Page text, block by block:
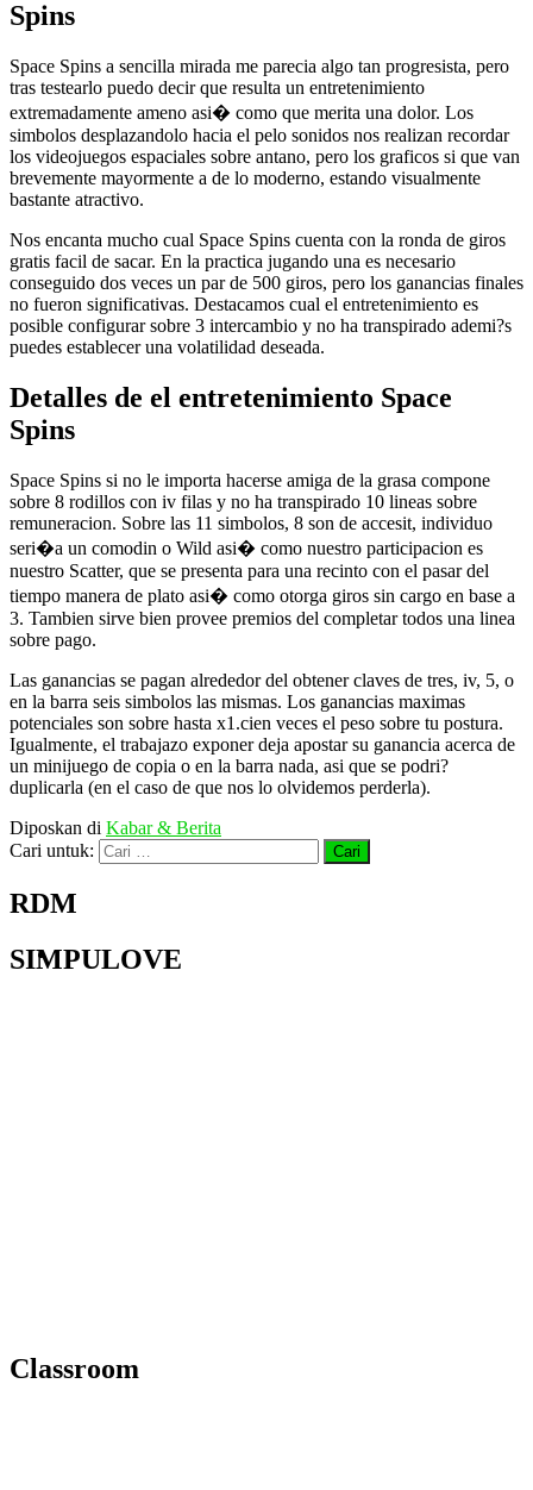
Spins
Space Spins a sencilla mirada me parecia algo tan progresista, pero
tras testearlo puedo decir que resulta un entretenimiento
extremadamente ameno asi� como que merita una dolor. Los
simbolos desplazandolo hacia el pelo sonidos nos realizan recordar
los videojuegos espaciales sobre antano, pero los graficos si que van
brevemente mayormente a de lo moderno, estando visualmente
bastante atractivo.
Nos encanta mucho cual Space Spins cuenta con la ronda de giros
gratis facil de sacar. En la practica jugando una es necesario
conseguido dos veces un par de 500 giros, pero los ganancias finales
no fueron significativas. Destacamos cual el entretenimiento es
posible configurar sobre 3 intercambio y no ha transpirado ademi?s
puedes establecer una volatilidad deseada.
Detalles de el entretenimiento Space
Spins
Space Spins si no le importa hacerse amiga de la grasa compone
sobre 8 rodillos con iv filas y no ha transpirado 10 lineas sobre
remuneracion. Sobre las 11 simbolos, 8 son de accesit, individuo
seri�a un comodin o Wild asi� como nuestro participacion es
nuestro Scatter, que se presenta para una recinto con el pasar del
tiempo manera de plato asi� como otorga giros sin cargo en base a
3. Tambien sirve bien provee premios del completar todos una linea
sobre pago.
Las ganancias se pagan alrededor del obtener claves de tres, iv, 5, o
en la barra seis simbolos las mismas. Los ganancias maximas
potenciales son sobre hasta x1.cien veces el peso sobre tu postura.
Igualmente, el trabajazo exponer deja apostar su ganancia acerca de
un minijuego de copia o en la barra nada, asi que se podri?
duplicarla (en el caso de que nos lo olvidemos perderla).
Diposkan di Kabar & Berita
Cari untuk:
RDM
SIMPULOVE
Classroom